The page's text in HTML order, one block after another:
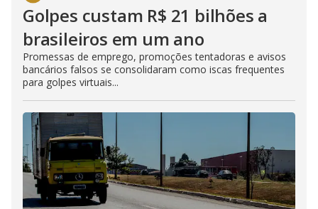
Golpes custam R$ 21 bilhões a
brasileiros em um ano
Promessas de emprego, promoções tentadoras e avisos
bancários falsos se consolidaram como iscas frequentes
para golpes virtuais...